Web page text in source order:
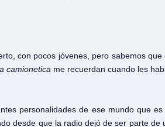
con pocos jóvenes, pero sabemos
camionetica me recuerdan cuando les
personalidades de ese mundo que
desde que la radio dejó de ser parte de